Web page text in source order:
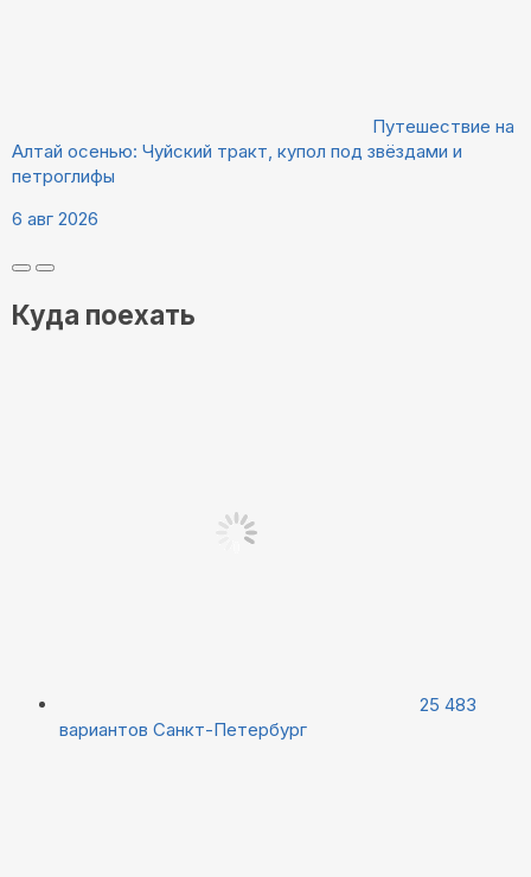
Путешествие на
Алтай осенью: Чуйский тракт, купол под звёздами и
петроглифы
6 авг 2026
Куда поехать
25 483
вариантов Санкт-Петербург